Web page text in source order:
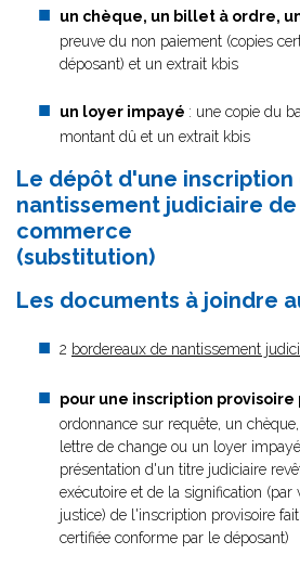
un chèque, un billet à ordre,
preuve du non paiement (copies
déposant) et un extrait kbis
un loyer impayé : une copie du
montant dû et un extrait kbis
Le dépôt d'une inscription
nantissement judiciaire
commerce
(substitution)
Les documents à joindre
2 bordereaux de nantissement
pour une inscription
ordonnance sur requête, un
lettre de change ou un loyer
présentation d'un titre judiciaire
exécutoire et de la signification (par
justice) de l'inscription provisoire
certifiée conforme par le déposant)